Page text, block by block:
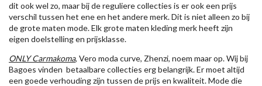
dit ook wel zo, maar bij de reguliere collecties is er ook een prijs
verschil tussen het ene en het andere merk. Dit is niet alleen zo bij
de grote maten mode. Elk grote maten kleding merk heeft zijn
eigen doelstelling en prijsklasse.
ONLY Carmakoma, Vero moda curve, Zhenzi, noem maar op. Wij bij
Bagoes vinden betaalbare collecties erg belangrijk. Er moet altijd
een goede verhouding zijn tussen de prijs en kwaliteit. Mode die